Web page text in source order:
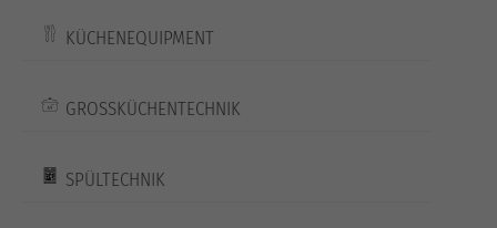
KÜCHENEQUIPMENT
GROSSKÜCHENTECHNIK
SPÜLTECHNIK